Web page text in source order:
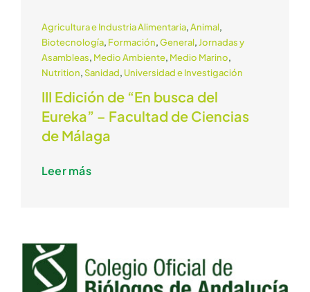
Agricultura e Industria Alimentaria,Animal,
Biotecnología, Formación,General, Jornadas y
Asambleas, Medio Ambiente, Medio Marino,
Nutrition,Sanidad, Universidad e Investigación
III Edición de “En busca del
Eureka” – Facultad de Ciencias
de Málaga
Leer más